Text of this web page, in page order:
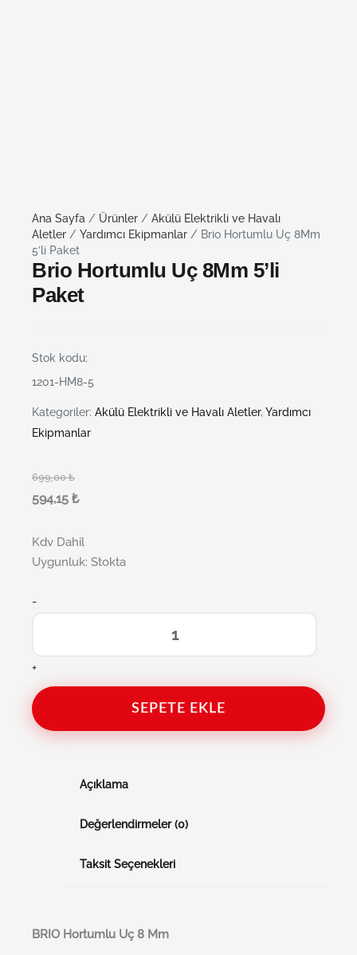
Ana Sayfa / Ürünler / Akülü Elektrikli ve Havalı
Aletler / Yardımcı Ekipmanlar / Brio Hortumlu Uç 8Mm
5’li Paket
Brio Hortumlu Uç 8Mm 5’li
Paket
Stok kodu:
1201-HM8-5
Kategoriler: Akülü Elektrikli ve Havalı Aletler, Yardımcı
Ekipmanlar
699,00₺
594,15 ₺
Kdv Dahil
Uygunluk: Stokta
-
+
SEPETE EKLE
Açıklama
Değerlendirmeler (0)
Taksit Seçenekleri
BRIO Hortumlu Uç 8 Mm